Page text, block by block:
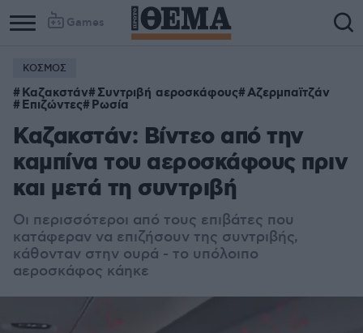
Games
Column
1
Column
2
ΚΟΣΜΟΣ
Καζακστάν Συντριβή αεροσκάφους Αζερμπαϊτζάν
Επιζώντες Ρωσία
Καζακστάν: Βίντεο από την
καμπίνα του αεροσκάφους πριν
και μετά τη συντριβή
Οι περισσότεροι από τους επιβάτες που
κατάφεραν να επιζήσουν της συντριβής,
κάθονταν στην ουρά - το υπόλοιπο
αεροσκάφος κάηκε